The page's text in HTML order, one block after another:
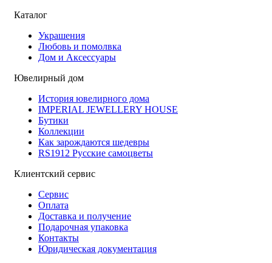
Каталог
Украшения
Любовь и помолвка
Дом и Аксессуары
Ювелирный дом
История ювелирного дома
IMPERIAL JEWELLERY HOUSE
Бутики
Коллекции
Как зарождаются шедевры
RS1912 Русские самоцветы
Клиентский сервис
Сервис
Оплата
Доставка и получение
Подарочная упаковка
Контакты
Юридическая документация